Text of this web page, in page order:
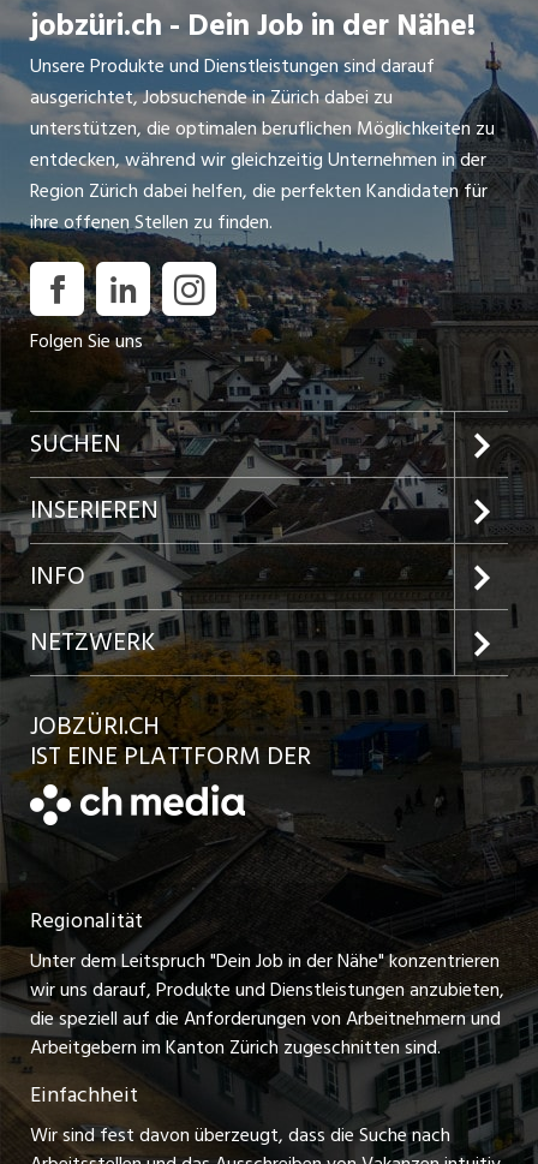
jobzüri.ch - Dein Job in der Nähe!
Unsere Produkte und Dienstleistungen sind darauf
ausgerichtet, Jobsuchende in Zürich dabei zu
unterstützen, die optimalen beruflichen Möglichkeiten zu
entdecken, während wir gleichzeitig Unternehmen in der
Region Zürich dabei helfen, die perfekten Kandidaten für
ihre offenen Stellen zu finden.
Folgen Sie uns
SUCHEN
Jobs im Kanton Zürich
Jobs in der Stadt Zürich
Jobs in der Stadt Winterthur
Jobs in der Stadt Bülach
Jobs in der Stadt Uster
Jobs in der Stadt Horgen
Festanstellungen
Temporäre Jobs
Freelance Jobs
Praktikum-Jobs
Lehrstellen
Ferienjobs
INSERIEREN
Preise und Leistungen
Inserat aufgeben
Kundenlogin
Schnittstelle
INFO
Team
Ratgeber
AGB
Datenschutzerklärung
Nutzungsbedingungen
Impressum
Stellenmeldepflicht
NETZWERK
jobbasel.ch
jobbern.ch
jobmittelland.ch
zentraljob.ch
myjob.ch
schaffu.ch (VS)
ajourjob.ch
limmattalerzeitung.ch
JOBZÜRI.CH
IST EINE PLATTFORM DER
Regionalität
Unter dem Leitspruch "Dein Job in der Nähe" konzentrieren
wir uns darauf, Produkte und Dienstleistungen anzubieten,
die speziell auf die Anforderungen von Arbeitnehmern und
Arbeitgebern im Kanton Zürich zugeschnitten sind.
Einfachheit
Wir sind fest davon überzeugt, dass die Suche nach